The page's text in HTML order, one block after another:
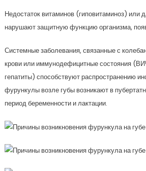
Недостаток витаминов (гиповитаминоз) или
нарушают защитную функцию организма,
Системные заболевания, связанные с
крови или иммунодефицитные состояния
гепатиты) способствуют распространению
фурункулы возле губы возникают в
период беременности и лактации.